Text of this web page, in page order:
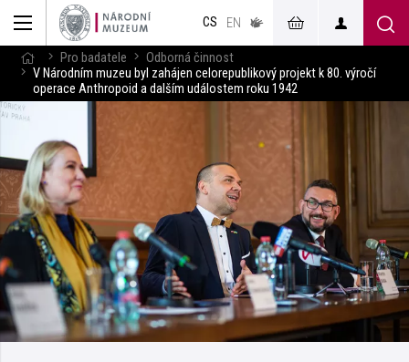
CS EN
v českém
jazyce
Pro badatele
Odborná činnost
V Národním muzeu byl zahájen celorepublikový projekt k 80. výročí
operace Anthropoid a dalším událostem roku 1942